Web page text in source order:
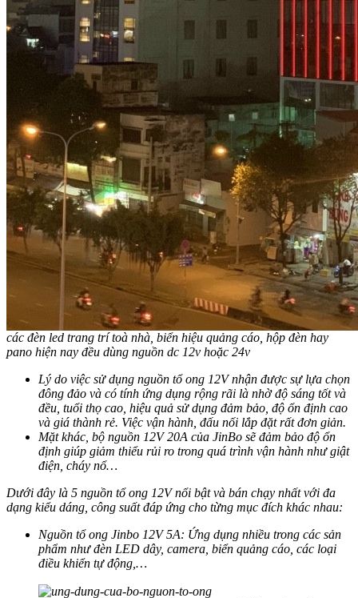
các đèn led trang trí toà nhà, biển hiệu quảng cáo, hộp đèn hay
pano hiện nay đều dùng nguồn dc 12v hoặc 24v
Lý do việc sử dụng nguồn tổ ong 12V nhận được sự lựa chọn
đông đảo và có tính ứng dụng rộng rãi là nhờ độ sáng tốt và
đều, tuổi thọ cao, hiệu quả sử dụng đảm bảo, độ ổn định cao
và giá thành rẻ. Việc vận hành, đấu nối lắp đặt rất đơn giản.
Mặt khác, bộ nguồn 12V 20A của JinBo sẽ đảm bảo độ ổn
định giúp giảm thiểu rủi ro trong quá trình vận hành như giật
điện, cháy nổ…
Dưới đây là 5 nguồn tổ ong 12V nổi bật và bán chạy nhất với đa
dạng kiểu dáng, công suất đáp ứng cho từng mục đích khác nhau:
Nguồn tổ ong Jinbo 12V 5A: Ứng dụng nhiều trong các sản
phẩm như đèn LED dây, camera, biển quảng cáo, các loại
điều khiển tự động,…